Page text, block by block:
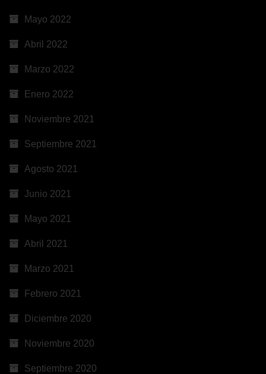
Mayo 2022
Abril 2022
Marzo 2022
Enero 2022
Noviembre 2021
Septiembre 2021
Agosto 2021
Junio 2021
Mayo 2021
Abril 2021
Marzo 2021
Febrero 2021
Diciembre 2020
Noviembre 2020
Septiembre 2020